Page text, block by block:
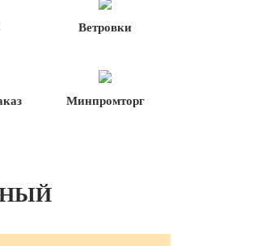
Ветровки
Минпромторг